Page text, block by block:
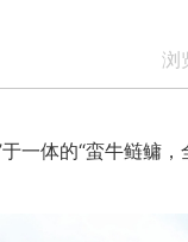
浏
体的“蛮牛鲢鳙，